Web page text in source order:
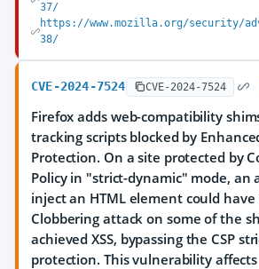
37/
https://www.mozilla.org/security/
38/
CVE-2024-7524 CVE-2024-7524
Firefox adds web-compatibility
tracking scripts blocked by
Protection. On a site protected by
Policy in "strict-dynamic" mode, an
inject an HTML element could have
Clobbering attack on some of the
achieved XSS, bypassing the CSP
protection. This vulnerability affects